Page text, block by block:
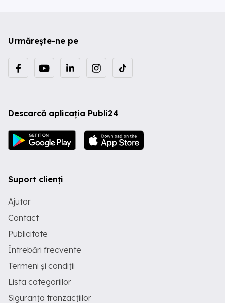
Urmărește-ne pe
Descarcă aplicația Publi24
Suport clienți
Ajutor
Contact
Publicitate
Întrebări frecvente
Termeni și condiții
Lista categoriilor
Siguranța tranzacțiilor